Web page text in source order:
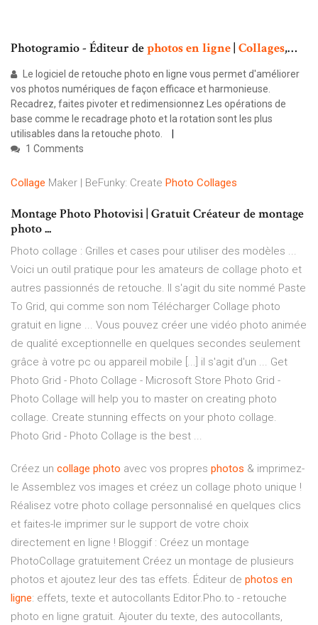
Photogramio - Éditeur dephotosenligne| Collages,…
Le logiciel de retouche photo en ligne vous permet d'améliorer
vos photos numériques de façon efficace et harmonieuse.
Recadrez, faites pivoter et redimensionnez Les opérations de
base comme le recadrage photo et la rotation sont les plus
utilisables dans la retouche photo.
1 Comments
Collage Maker | BeFunky: Create Photo Collages
Montage Photo Photovisi | Gratuit Créateur de montage
photo ...
Photo collage : Grilles et cases pour utiliser des modèles ...
Voici un outil pratique pour les amateurs de collage photo et
autres passionnés de retouche. Il s'agit du site nommé Paste
To Grid, qui comme son nom Télécharger Collage photo
gratuit en ligne ... Vous pouvez créer une vidéo photo animée
de qualité exceptionnelle en quelques secondes seulement
grâce à votre pc ou appareil mobile [...] il s'agit d'un ... Get
Photo Grid - Photo Collage - Microsoft Store Photo Grid -
Photo Collage will help you to master on creating photo
collage. Create stunning effects on your photo collage.
Photo Grid - Photo Collage is the best ...
Créez un collage photo avec vos propres photos & imprimez-
le Assemblez vos images et créez un collage photo unique !
Réalisez votre photo collage personnalisé en quelques clics
et faites-le imprimer sur le support de votre choix
directement en ligne ! Bloggif : Créez un montage
PhotoCollage gratuitement Créez un montage de plusieurs
photos et ajoutez leur des tas effets. Éditeur de photos en
ligne: effets, texte et autocollants Editor.Pho.to - retouche
photo en ligne gratuit. Ajouter du texte, des autocollants,